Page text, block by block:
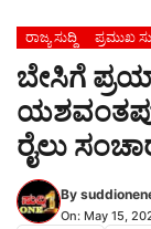
ರಾಜ್ಯ ಸುದ್ದಿ ಪ್ರಮುಖ
ಬೇಸಿಗೆ
ರೈಲು
By
On: May 15,